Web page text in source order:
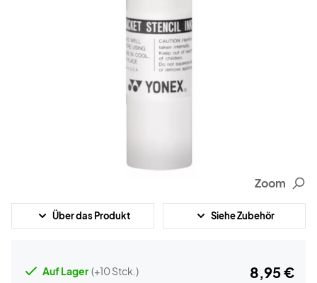
Zoom
Über das Produkt Siehe Zubehör
Auf Lager (+10 Stck.) 8,95 €